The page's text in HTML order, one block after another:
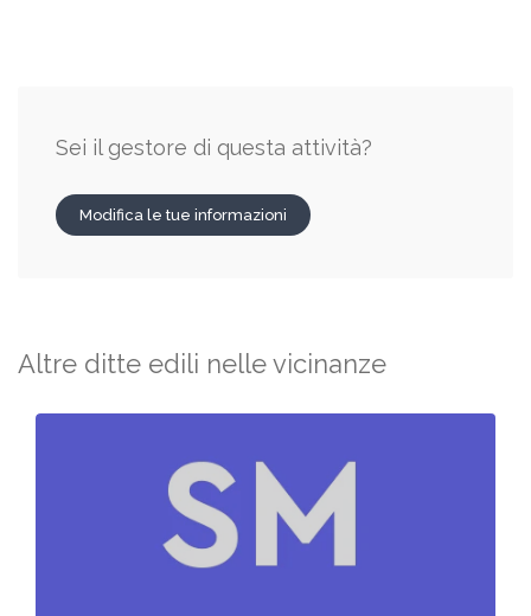
Sei il gestore di questa attività?
Modifica le tue informazioni
Altre ditte edili nelle vicinanze